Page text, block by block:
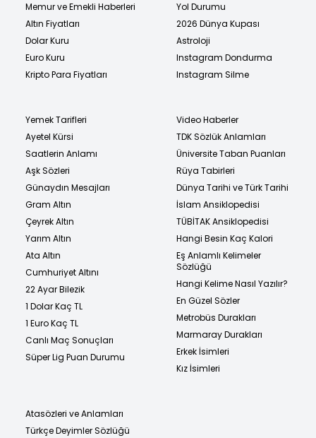
Memur ve Emekli Haberleri
Altın Fiyatları
Dolar Kuru
Euro Kuru
Kripto Para Fiyatları
Yol Durumu
2026 Dünya Kupası
Astroloji
Instagram Dondurma
Instagram Silme
Yemek Tarifleri
Ayetel Kürsi
Saatlerin Anlamı
Aşk Sözleri
Günaydın Mesajları
Gram Altın
Çeyrek Altın
Yarım Altın
Ata Altın
Cumhuriyet Altını
22 Ayar Bilezik
1 Dolar Kaç TL
1 Euro Kaç TL
Canlı Maç Sonuçları
Süper Lig Puan Durumu
Video Haberler
TDK Sözlük Anlamları
Üniversite Taban Puanları
Rüya Tabirleri
Dünya Tarihi ve Türk Tarihi
İslam Ansiklopedisi
TÜBİTAK Ansiklopedisi
Hangi Besin Kaç Kalori
Eş Anlamlı Kelimeler
Sözlüğü
Hangi Kelime Nasıl Yazılır?
En Güzel Sözler
Metrobüs Durakları
Marmaray Durakları
Erkek İsimleri
Kız İsimleri
Atasözleri ve Anlamları
Türkçe Deyimler Sözlüğü